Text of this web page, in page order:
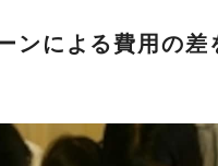
ンによる費用の差